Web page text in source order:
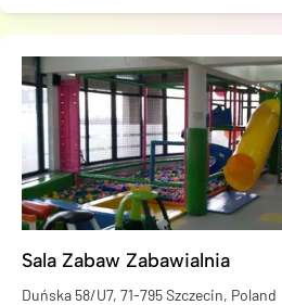
Sala Zabaw Zabawialnia
Duńska 58/U7, 71-795 Szczecin, Poland